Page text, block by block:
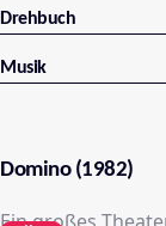
Drehbuch
Musik
Domino (1982)